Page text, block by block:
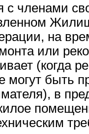
с членами
на
или
(когда
могут быть
в